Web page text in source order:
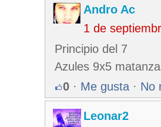
Andro Ac
1 de
Principio del 7
Azules 9x5
0 · Me gusta · No
Leonar2